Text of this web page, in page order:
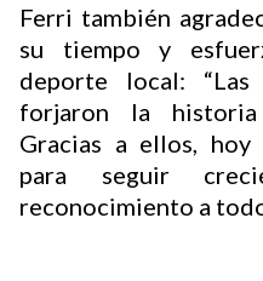
Ferri también
su tiempo y
deporte local: “Las
forjaron la
Gracias a ellos, hoy
para seguir
reconocimiento a